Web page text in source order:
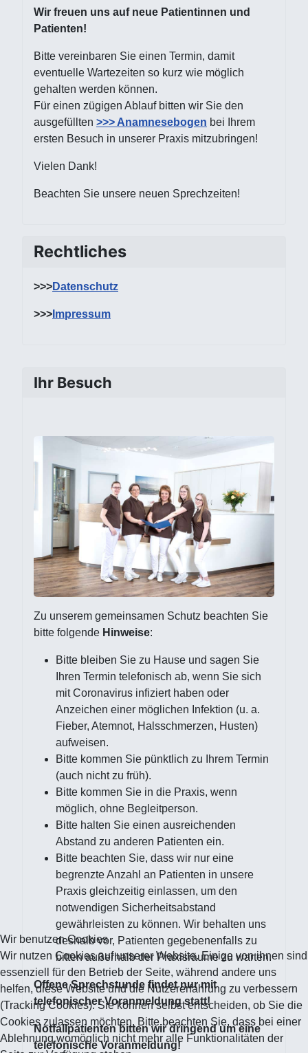
Ihr Besuch
Zu unserem gemeinsamen Schutz beachten Sie
bitte folgende Hinweise:
Bitte bleiben Sie zu Hause und sagen Sie
Ihren Termin telefonisch ab, wenn Sie sich
mit Coronavirus infiziert haben oder
Anzeichen einer möglichen Infektion (u. a.
Fieber, Atemnot, Halsschmerzen, Husten)
aufweisen.
Bitte kommen Sie pünktlich zu Ihrem Termin
(auch nicht zu früh).
Bitte kommen Sie in die Praxis, wenn
möglich, ohne Begleitperson.
Bitte halten Sie einen ausreichenden
Abstand zu anderen Patienten ein.
Bitte beachten Sie, dass wir nur eine
begrenzte Anzahl an Patienten in unsere
Praxis gleichzeitig einlassen, um den
notwendigen Sicherheitsabstand
gewährleisten zu können. Wir behalten uns
deshalb vor, Patienten gegebenenfalls zu
bitten außerhalb der Praxisräume zu warten.
Offene Sprechstunde findet nur mit
telefonischer Voranmeldung statt!
Notfallpatienten bitten wir dringend um eine
telefonische Voranmeldung!
Wir freuen uns auf neue Patientinnen und
Patienten!
Bitte vereinbaren Sie einen Termin, damit
eventuelle Wartezeiten so kurz wie möglich
gehalten werden können.
Für einen zügigen Ablauf bitten wir Sie den
ausgefüllten >>> Anamnesebogen bei Ihrem
ersten Besuch in unserer Praxis mitzubringen!
Vielen Dank!
Beachten Sie unsere neuen Sprechzeiten!
Rechtliches
>>>Datenschutz
>>> Impressum
Wir benutzen Cookies
Wir nutzen Cookies auf unserer Website. Einige von ihnen sind
essenziell für den Betrieb der Seite, während andere uns
helfen, diese Website und die Nutzererfahrung zu verbessern
(Tracking Cookies). Sie können selbst entscheiden, ob Sie die
Cookies zulassen möchten. Bitte beachten Sie, dass bei einer
Ablehnung womöglich nicht mehr alle Funktionalitäten der